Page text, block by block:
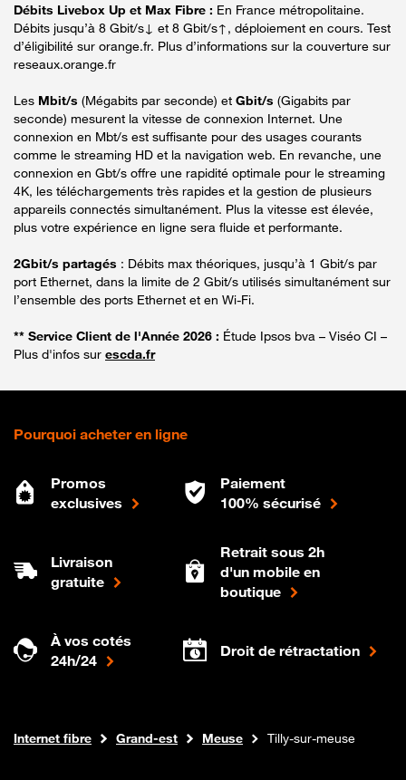
Débits Livebox Up et Max Fibre : En France métropolitaine.
Débits jusqu’à 8 Gbit/s↓ et 8 Gbit/s↑, déploiement en cours. Test
d’éligibilité sur orange.fr. Plus d’informations sur la couverture sur
reseaux.orange.fr
Les Mbit/s (Mégabits par seconde) et Gbit/s (Gigabits par
seconde) mesurent la vitesse de connexion Internet. Une
connexion en Mbt/s est suffisante pour des usages courants
comme le streaming HD et la navigation web. En revanche, une
connexion en Gbt/s offre une rapidité optimale pour le streaming
4K, les téléchargements très rapides et la gestion de plusieurs
appareils connectés simultanément. Plus la vitesse est élevée,
plus votre expérience en ligne sera fluide et performante.
2Gbit/s partagés : Débits max théoriques, jusqu’à 1 Gbit/s par
port Ethernet, dans la limite de 2 Gbit/s utilisés simultanément sur
l’ensemble des ports Ethernet et en Wi-Fi.
** Service Client de l'Année 2026 : Étude Ipsos bva – Viséo CI –
Plus d'infos sur escda.fr
Pourquoi acheter en ligne
Promos
exclusives
Paiement
100% sécurisé
Livraison
gratuite
Retrait sous 2h
d'un mobile en
boutique
À vos cotés
24h/24
Droit de rétractation
Boutique Orange
Internet fibre Grand-est Meuse Tilly-sur-meuse